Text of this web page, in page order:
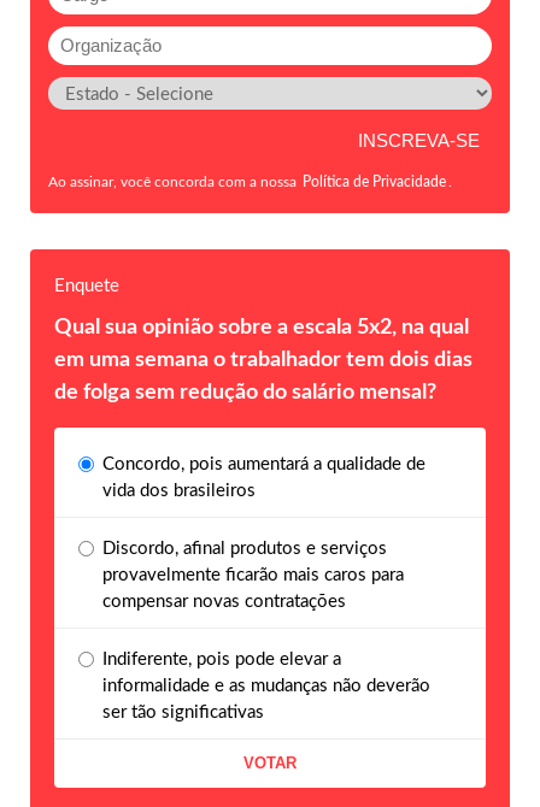
Ao assinar, você concorda com a nossa Política de Privacidade
Enquete
Qual sua opinião sobre a escala 5x2, na qual
em uma semana o trabalhador tem dois dias
de folga sem redução do salário mensal?
Concordo, pois aumentará a qualidade de
vida dos brasileiros
Discordo, afinal produtos e serviços
provavelmente ficarão mais caros para
compensar novas contratações
Indiferente, pois pode elevar a
informalidade e as mudanças não deverão
ser tão significativas